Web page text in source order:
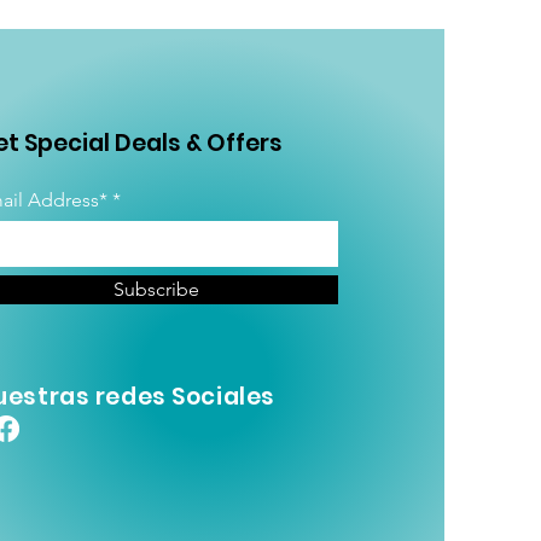
Special Deals & Offers
Address*
Subscribe
redes Sociales